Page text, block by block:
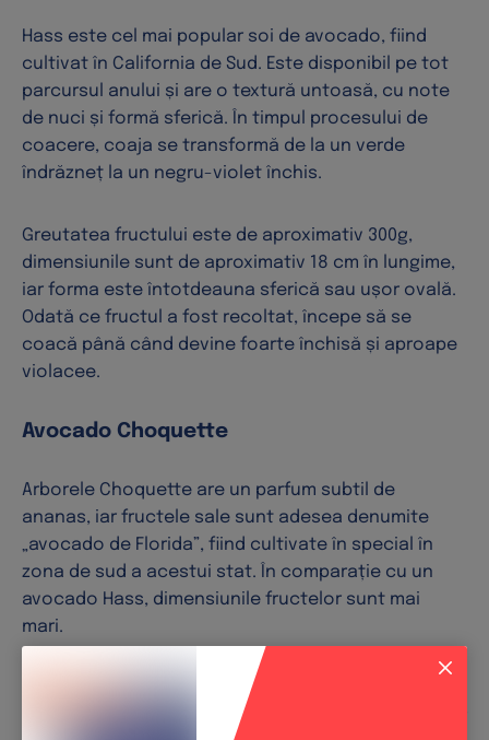
Hass este cel mai popular soi de avocado, fiind
cultivat în California de Sud. Este disponibil pe tot
parcursul anului și are o textură untoasă, cu note
de nuci și formă sferică. În timpul procesului de
coacere, coaja se transformă de la un verde
îndrăzneț la un negru-violet închis.
Greutatea fructului este de aproximativ 300g,
dimensiunile sunt de aproximativ 18 cm în lungime,
iar forma este întotdeauna sferică sau ușor ovală.
Odată ce fructul a fost recoltat, începe să se
coacă până când devine foarte închisă și aproape
violacee.
Avocado Choquette
Arborele Choquette are un parfum subtil de
ananas, iar fructele sale sunt adesea denumite
„avocado de Florida”, fiind cultivate în special în
zona de sud a acestui stat. În comparație cu un
avocado Hass, dimensiunile fructelor sunt mai
mari.
Cum identificăm soiul de avocado Choquette?
Acesta are o coajă netedă care rămâne verde chiar